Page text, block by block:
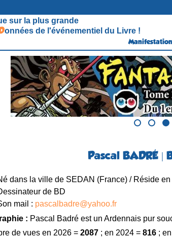
sur la plus grande
onnées de l'événementiel du Livre !
Pascal BADRÉ |
dans la ville de SEDAN (France) / Réside
de BD
mail : pascalbadre@yahoo.fr
: Pascal Badré est un Ardennais pur
de vues en 2026 = 2087 ; en 2024 = 816 ;